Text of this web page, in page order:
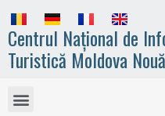
Centrul Național de
Turistică Moldova Nouă